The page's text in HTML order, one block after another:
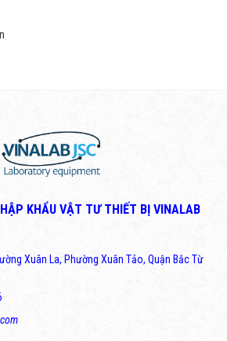
KHẨU VẬT TƯ THIẾT BỊ VINALAB
Xuân La, Phường Xuân Tảo, Quận Bắc Từ